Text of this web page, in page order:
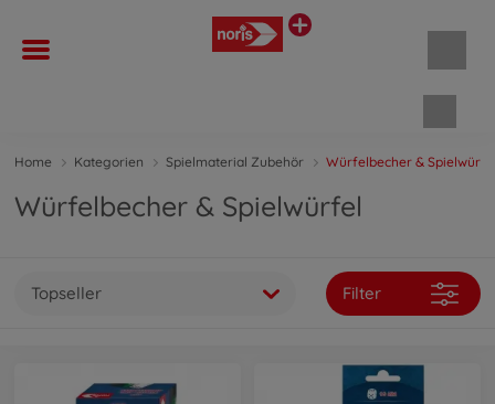
Home Kategorien Spielmaterial Zubehör Würfelbecher &
Würfelbecher & Spielwürfel
Topseller Filter